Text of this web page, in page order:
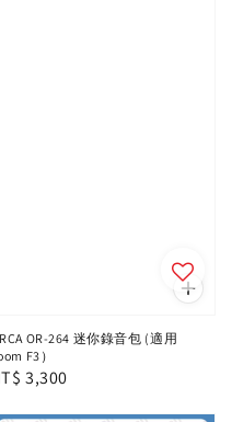
OR-264 迷你錄音包 (適用
F3）
3,300